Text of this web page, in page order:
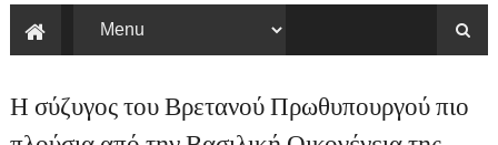
Η σύζυγος του Βρετανού Πρωθυπουργού πιο